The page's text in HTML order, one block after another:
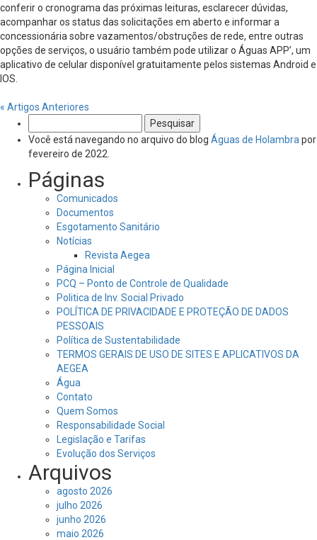
conferir o cronograma das próximas leituras, esclarecer dúvidas,
acompanhar os status das solicitações em aberto e informar a
concessionária sobre vazamentos/obstruções de rede, entre outras
opções de serviços, o usuário também pode utilizar o Águas APP’, um
aplicativo de celular disponível gratuitamente pelos sistemas Android e
IOS.
« Artigos Anteriores
por:
Você está navegando no arquivo do blog Águas de Holambra por
fevereiro de 2022.
Páginas
Comunicados
Documentos
Esgotamento Sanitário
Notícias
Revista Aegea
Página Inicial
PCQ – Ponto de Controle de Qualidade
Politica de Inv. Social Privado
POLÍTICA DE PRIVACIDADE E PROTEÇÃO DE DADOS
PESSOAIS
Política de Sustentabilidade
TERMOS GERAIS DE USO DE SITES E APLICATIVOS DA
AEGEA
Água
Contato
Quem Somos
Responsabilidade Social
Legislação e Tarifas
Evolução dos Serviços
Arquivos
agosto 2026
julho 2026
junho 2026
maio 2026